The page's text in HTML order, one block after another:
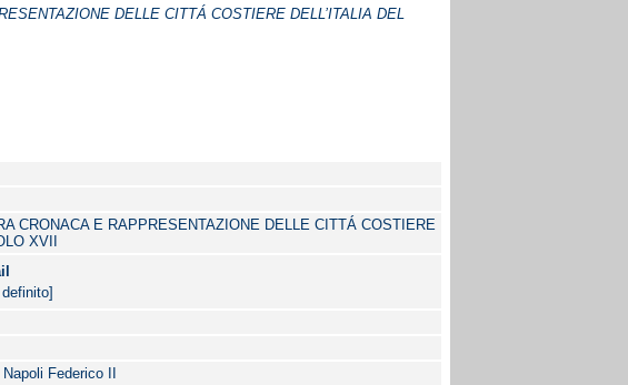
DELLE CITTÁ COSTIERE DELL’ITALIA DEL
CRONACA E RAPPRESENTAZIONE DELLE CITTÁ COSTIERE
XVII
Federico II